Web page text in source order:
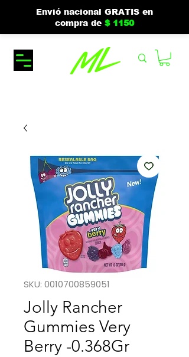
Envió nacional GRATIS en
compra de $ 1150
SKU: 0010700859051
Jolly Rancher
Gummies Very
Berry -0.368Gr